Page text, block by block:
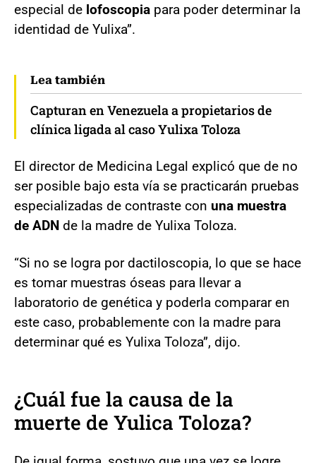
especial de lofoscopia para poder determinar la
identidad de Yulixa”.
Lea también
Capturan en Venezuela a propietarios de
clínica ligada al caso Yulixa Toloza
El director de Medicina Legal explicó que de no
ser posible bajo esta vía se practicarán pruebas
especializadas de contraste con una muestra
de ADN de la madre de Yulixa Toloza.
“Si no se logra por dactiloscopia, lo que se hace
es tomar muestras óseas para llevar a
laboratorio de genética y poderla comparar en
este caso, probablemente con la madre para
determinar qué es Yulixa Toloza”, dijo.
¿Cuál fue la causa de la
muerte de Yulica Toloza?